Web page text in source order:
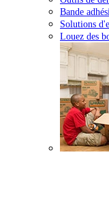
Bande
Solutions
Louez des